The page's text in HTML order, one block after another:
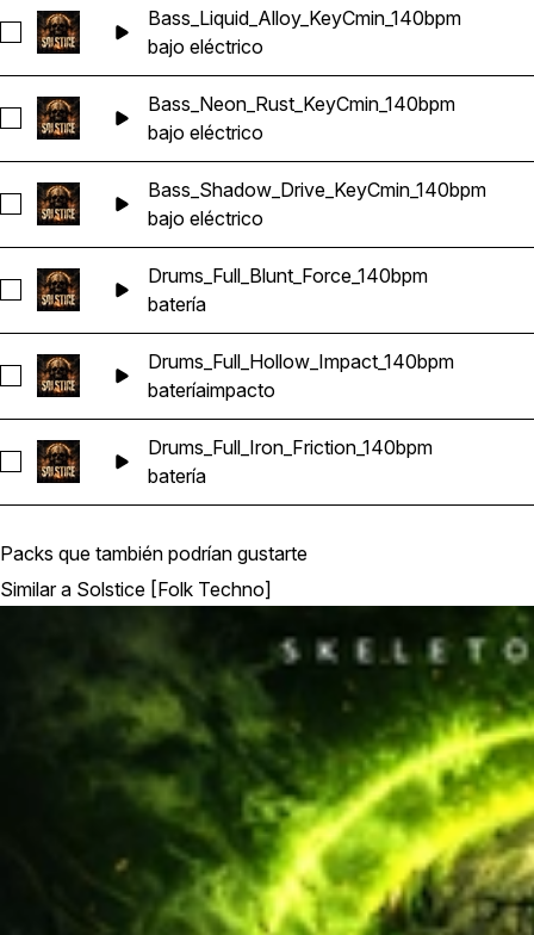
Seleccionar Bass_Liquid_Alloy_KeyCmin_140bpm
Bass_Liquid_Alloy_KeyCmin_140bpm
bajo eléctrico
Seleccionar Bass_Neon_Rust_KeyCmin_140bpm
Bass_Neon_Rust_KeyCmin_140bpm
bajo eléctrico
Seleccionar Bass_Shadow_Drive_KeyCmin_140bpm
Bass_Shadow_Drive_KeyCmin_140bpm
bajo eléctrico
Seleccionar Drums_Full_Blunt_Force_140bpm
Drums_Full_Blunt_Force_140bpm
batería
Seleccionar Drums_Full_Hollow_Impact_140bpm
Drums_Full_Hollow_Impact_140bpm
bateríaimpacto
Seleccionar Drums_Full_Iron_Friction_140bpm
Drums_Full_Iron_Friction_140bpm
batería
Packs que también podrían gustarte
Similar a Solstice [Folk Techno]